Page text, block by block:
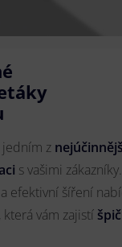
jedním z
s vašimi
efektivní šíření
vám zajistí